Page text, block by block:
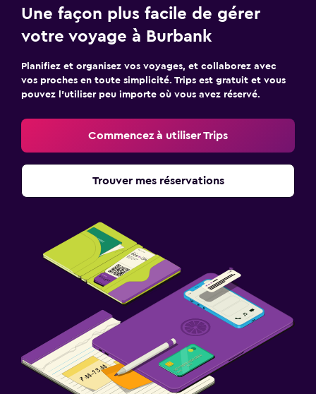
Une façon plus facile de gérer
votre voyage à Burbank
Planifiez et organisez vos voyages, et collaborez avec
vos proches en toute simplicité. Trips est gratuit et vous
pouvez l’utiliser peu importe où vous avez réservé.
Commencez à utiliser Trips
Trouver mes réservations